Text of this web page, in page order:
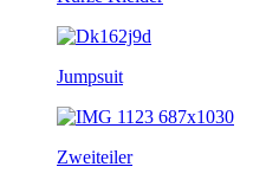
Jumpsuit
Zweiteiler